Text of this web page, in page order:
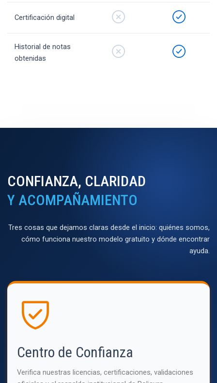
Certificación digital
Historial de notas
obtenidas
CONFIANZA, CLARIDAD
Y ACOMPAÑAMIENTO
Tres cosas que dejamos claras desde el inicio: quiénes somos,
cómo funciona nuestro modelo gratuito y dónde encontrar
ayuda.
Centro de Confianza
Verifica nuestras licencias, certificaciones, validaciones